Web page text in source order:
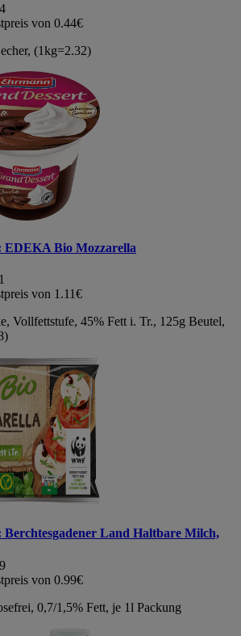
von 0.44€
(1kg=2.32)
EDEKA Bio Mozzarella
von 1.11€
Vollfettstufe, 45% Fett i. Tr., 125g Beutel,
Berchtesgadener Land Haltbare Milch,
von 0.99€
0,7/1,5% Fett, je 1l Packung